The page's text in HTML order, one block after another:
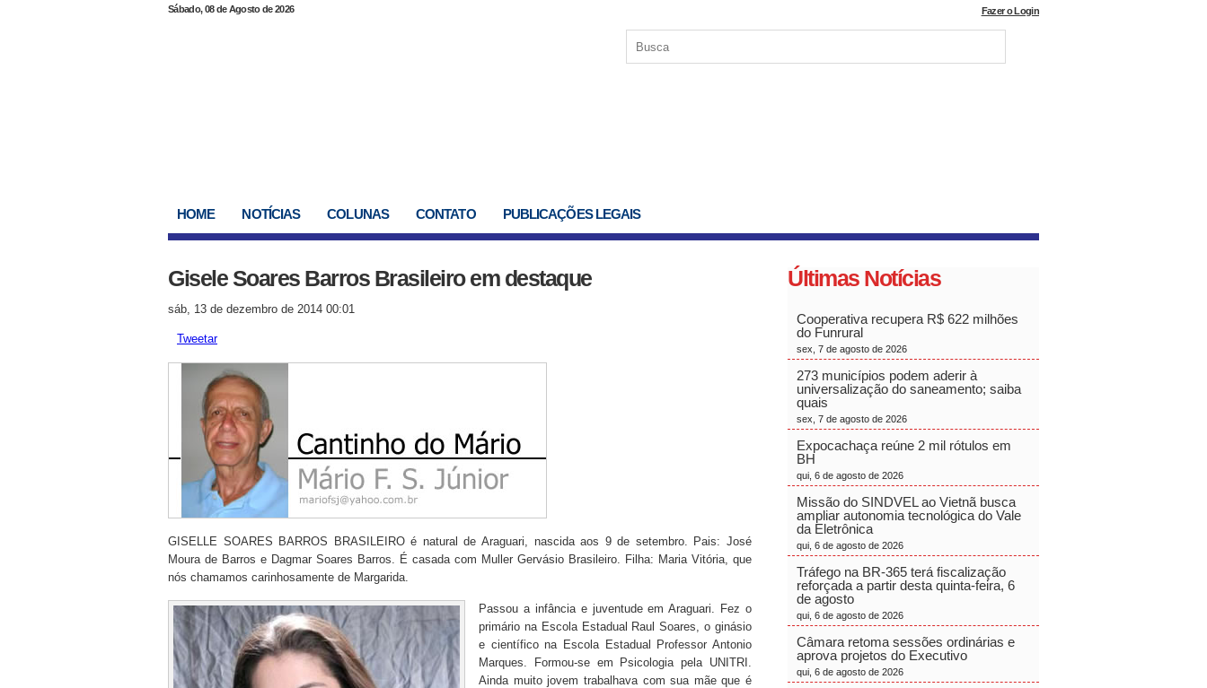
Sábado, 08 de Agosto de 2026 Fazer o Login
HOME NOTÍCIAS COLUNAS CONTATO PUBLICAÇÕES LEGAIS
Gisele Soares Barros Brasileiro em destaque
sáb, 13 de dezembro de 2014 00:01
Tweetar
GISELLE SOARES BARROS BRASILEIRO é natural de Araguari, nascida aos 9 de setembro. Pais: José
Moura de Barros e Dagmar Soares Barros. É casada com Muller Gervásio Brasileiro. Filha: Maria Vitória, que
nós chamamos carinhosamente de Margarida.
Passou a infância e juventude em Araguari. Fez o
primário na Escola Estadual Raul Soares, o ginásio
e científico na Escola Estadual Professor Antonio
Marques. Formou-se em Psicologia pela UNITRI.
Ainda muito jovem trabalhava com sua mãe que é
Últimas Notícias
Cooperativa recupera R$ 622 milhões
do Funrural
sex, 7 de agosto de 2026
273 municípios podem aderir à
universalização do saneamento; saiba
quais
sex, 7 de agosto de 2026
Expocachaça reúne 2 mil rótulos em
BH
qui, 6 de agosto de 2026
Missão do SINDVEL ao Vietnã busca
ampliar autonomia tecnológica do Vale
da Eletrônica
qui, 6 de agosto de 2026
Tráfego na BR-365 terá fiscalização
reforçada a partir desta quinta-feira, 6
de agosto
qui, 6 de agosto de 2026
Câmara retoma sessões ordinárias e
aprova projetos do Executivo
qui, 6 de agosto de 2026